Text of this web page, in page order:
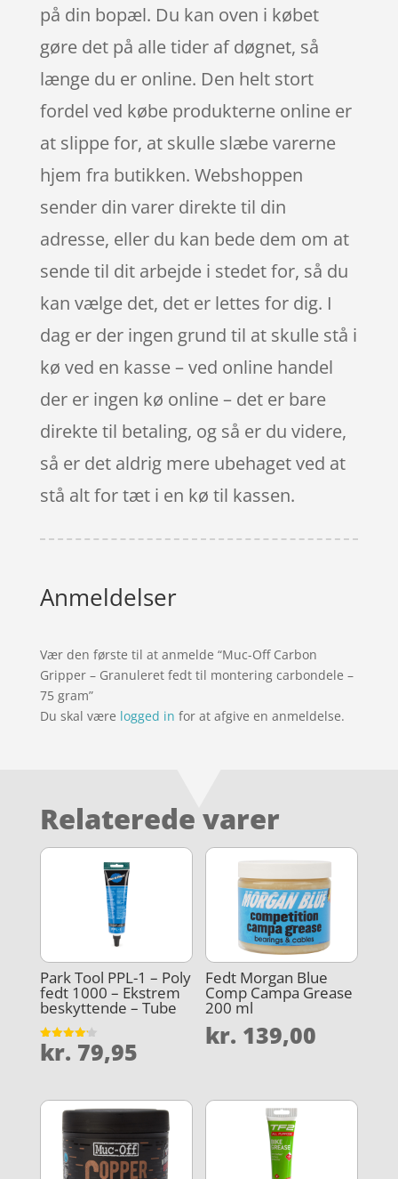
på din bopæl. Du kan oven i købet
gøre det på alle tider af døgnet, så
længe du er online. Den helt stort
fordel ved købe produkterne online er
at slippe for, at skulle slæbe varerne
hjem fra butikken. Webshoppen
sender din varer direkte til din
adresse, eller du kan bede dem om at
sende til dit arbejde i stedet for, så du
kan vælge det, det er lettes for dig. I
dag er der ingen grund til at skulle stå i
kø ved en kasse – ved online handel
der er ingen kø online – det er bare
direkte til betaling, og så er du videre,
så er det aldrig mere ubehaget ved at
stå alt for tæt i en kø til kassen.
Anmeldelser
Vær den første til at anmelde “Muc-Off Carbon
Gripper – Granuleret fedt til montering carbondele –
75 gram”
Du skal være logged in for at afgive en anmeldelse.
Relaterede varer
Park Tool PPL-1 – Poly
fedt 1000 – Ekstrem
beskyttende – Tube
Vurderet
4.2
kr. 79,95
Fedt Morgan Blue
Comp Campa Grease
200 ml
kr. 139,00